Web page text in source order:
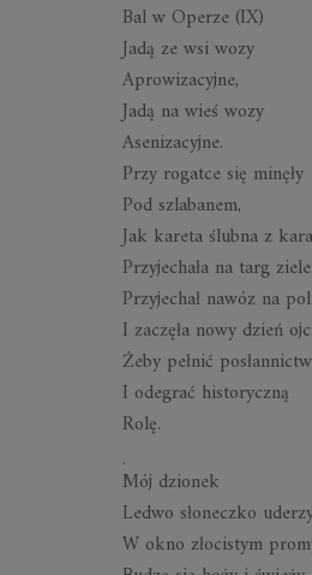
Bal w Operze (IX)
Jadą ze wsi wozy
Aprowizacyjne,
Jadą na wieś wozy
Asenizacyjne.
Przy rogatce się minęły
Pod szlabanem,
Jak kareta ślubna z
Przyjechała na targ
Przyjechał nawóz na
I zaczęła nowy dzień
Żeby pełnić
I odegrać historyczną
Rolę.
.
Mój dzionek
Ledwo słoneczko
W okno złocistym